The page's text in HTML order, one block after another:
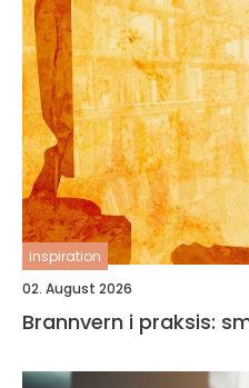
inspiration
02. August 2026
Brannvern i praksis: